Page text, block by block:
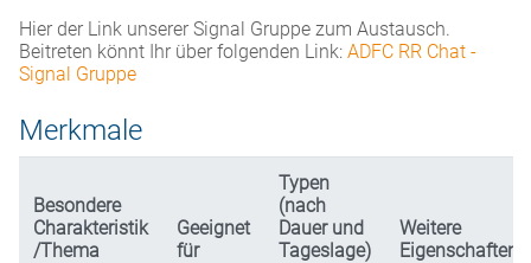
Hier der Link unserer Signal Gruppe zum Austausch.
Beitreten könnt Ihr über folgenden Link: ADFC RR Chat -
Signal Gruppe
Merkmale
Besondere
Charakteristik
/Thema
Geeignet
für
Typen
(nach
Dauer und
Tageslage)
Weitere
Eigenschaften